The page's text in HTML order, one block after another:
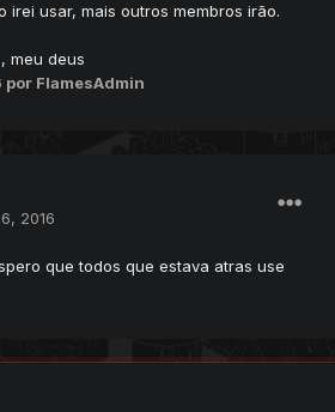
irei usar, mais outros membros irão.
meu deus
por FlamesAdmin
2016
que todos que estava atras use